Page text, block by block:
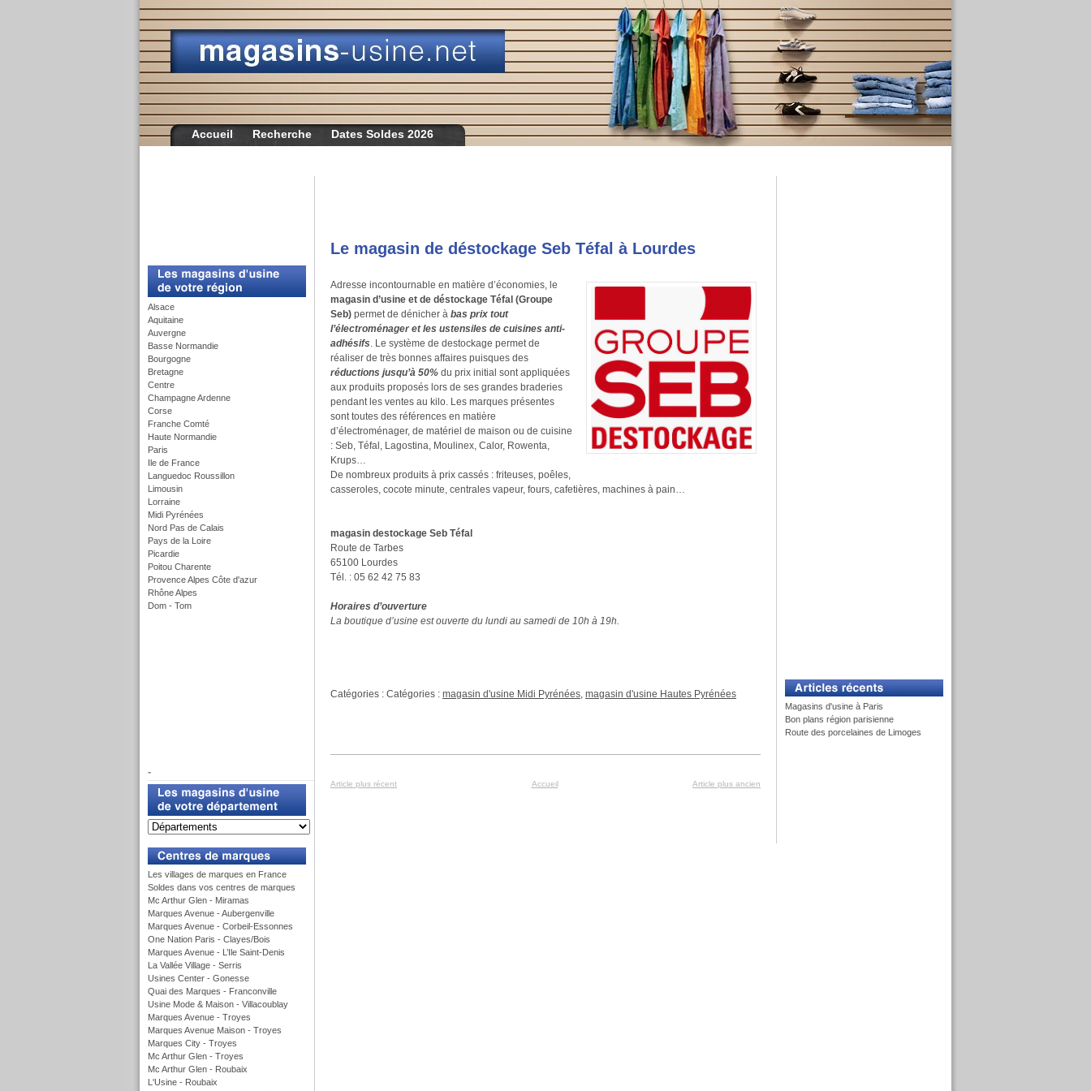
Accueil Recherche Dates Soldes 2026
Alsace
Aquitaine
Auvergne
Basse Normandie
Bourgogne
Bretagne
Centre
Champagne Ardenne
Corse
Franche Comté
Haute Normandie
Paris
Ile de France
Languedoc Roussillon
Limousin
Lorraine
Midi Pyrénées
Nord Pas de Calais
Pays de la Loire
Picardie
Poitou Charente
Provence Alpes Côte d'azur
Rhône Alpes
Dom - Tom
-
Les villages de marques en France
Soldes dans vos centres de marques
Mc Arthur Glen - Miramas
Marques Avenue - Aubergenville
Marques Avenue - Corbeil-Essonnes
One Nation Paris - Clayes/Bois
Marques Avenue - L’Ile Saint-Denis
La Vallée Village - Serris
Usines Center - Gonesse
Quai des Marques - Franconville
Usine Mode & Maison - Villacoublay
Marques Avenue - Troyes
Marques Avenue Maison - Troyes
Marques City - Troyes
Mc Arthur Glen - Troyes
Mc Arthur Glen - Roubaix
L'Usine - Roubaix
Le magasin de déstockage Seb Téfal à Lourdes
Adresse incontournable en matière d’économies, le
magasin d’usine et de déstockage Téfal (Groupe
Seb) permet de dénicher à bas prix tout
l’électroménager et les ustensiles de cuisines anti-
adhésifs . Le système de destockage permet de
réaliser de très bonnes affaires puisques des
réductions jusqu’à 50% du prix initial sont appliquées
aux produits proposés lors de ses grandes braderies
pendant les ventes au kilo. Les marques présentes
sont toutes des références en matière
d’électroménager, de matériel de maison ou de cuisine
: Seb, Téfal, Lagostina, Moulinex, Calor, Rowenta,
Krups…
De nombreux produits à prix cassés : friteuses, poêles,
casseroles, cocote minute, centrales vapeur, fours, cafetières, machines à pain…
magasin destockage Seb Téfal
Route de Tarbes
65100 Lourdes
Tél. : 05 62 42 75 83
Horaires d’ouverture
La boutique d’usine est ouverte du lundi au samedi de 10h à 19h.
Catégories : Catégories : magasin d'usine Midi Pyrénées magasin d'usine Hautes Pyrénées
Article plus récent Article plus ancien
Accueil
Magasins d'usine à Paris
Bon plans région parisienne
Route des porcelaines de Limoges